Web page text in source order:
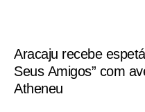
Aracaju recebe
Seus Amigos” com
Atheneu